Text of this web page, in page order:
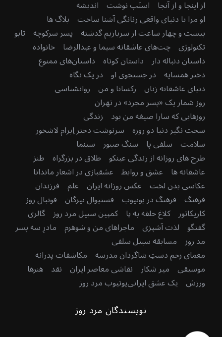
از اینجا و از آنجا اسنَپ نوشت اندیشه
او مرا با دنیای واقعی زنانگی آشنا ساخت بلاگ ها
بیست و چهار ساعت از سربازیم گذشته پسر سرکوچه تابو
تکنولوژی چت‌های عاشقانه سیما و عبدالرضا خانواده
داستان دنباله دار داستان کوتاه داستان‌های ممنوع
دختر همسایه در جستجوی او در یک نگاه
دنیای عاشقانه زنان رکسانا و من روانشناسی
روز شمار یک «پسر مجرد» در تهران
روزهایی که سارا صیغه من بود زندگی
سخت نگیر دنیا دو روزه سرنوشت دختر اِبرام لاشخور
سلامت سلفی پا سنگ صبور سینما
طرح های روزانه از زندگی عینکو طلاق در بزرگراه طنز
عاشقانه ها عشق و روابط عشقبازی در اشعار ماندانا
عکاسی بدن لخت عکس روزانه ایران علم فرزندان
فرهنگ فرهنگ در یوتیوب فستیوال تیرگان فوتبال روز
کاریکاتور کلاغ حلقه به پا کمپین سبیل مرد روز گالری
گفتگو لذت آشپزی ماجراهای من و شوهرم مادرِ سه پسر
مد روز مسابقه سبیل سلفی
معمای زخم دستِ شاگردان مدرسه مکاشفات پدرانه
موسیقی میر شکار نقاشی معاصر ایران نقد هنرها
ورزش یک عشق ایرانییوتیوب مرد روز
نویسندگان مرد روز